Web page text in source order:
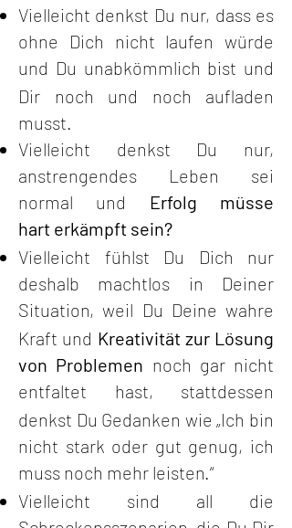
Vielleicht denkst Du nur, dass es
ohne Dich nicht laufen würde
und Du unabkömmlich bist und
Dir noch und noch aufladen
musst.
Vielleicht denkst Du nur,
anstrengendes Leben sei
normal und Erfolg müsse
hart erkämpft sein?
Vielleicht fühlst Du Dich nur
deshalb machtlos in Deiner
Situation, weil Du Deine wahre
Kraft und Kreativität zur Lösung
von Problemen noch gar nicht
entfaltet hast,
stattdessen
denkst Du Gedanken wie „Ich bin
nicht stark oder gut genug, ich
muss noch mehr leisten.“
Vielleicht sind all die